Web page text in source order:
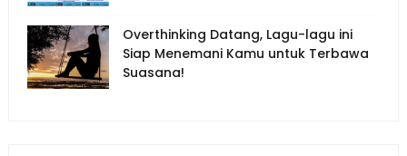
Overthinking Datang, Lagu-lagu ini
Siap Menemani Kamu untuk Terbawa
Suasana!